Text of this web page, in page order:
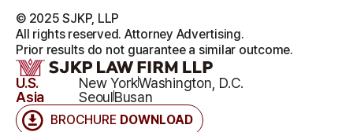
BROCHURE DOWNLOAD
U.S. New YorkWashington, D.C.
Asia
SeoulBusan
© 2025 SJKP, LLP
All rights reserved. Attorney Advertising.
Prior results do not guarantee a similar outcome.